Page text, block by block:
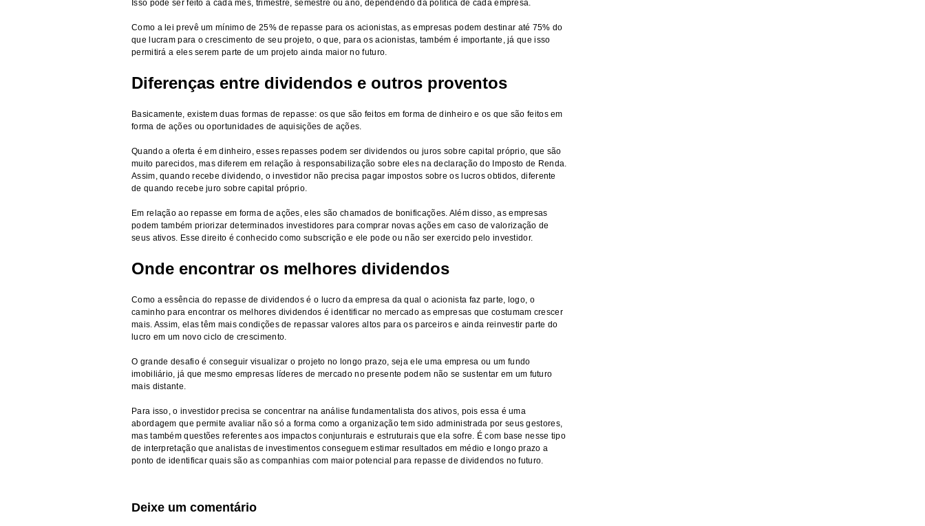
Isso pode ser feito a cada mês, trimestre, semestre ou ano, dependendo da política de cada empresa.
Como a lei prevê um mínimo de 25% de repasse para os acionistas, as empresas podem destinar até 75% do
que lucram para o crescimento de seu projeto, o que, para os acionistas, também é importante, já que isso
permitirá a eles serem parte de um projeto ainda maior no futuro.
Diferenças entre dividendos e outros proventos
Basicamente, existem duas formas de repasse: os que são feitos em forma de dinheiro e os que são feitos em
forma de ações ou oportunidades de aquisições de ações.
Quando a oferta é em dinheiro, esses repasses podem ser dividendos ou juros sobre capital próprio, que são
muito parecidos, mas diferem em relação à responsabilização sobre eles na declaração do Imposto de Renda.
Assim, quando recebe dividendo, o investidor não precisa pagar impostos sobre os lucros obtidos, diferente
de quando recebe juro sobre capital próprio.
Em relação ao repasse em forma de ações, eles são chamados de bonificações. Além disso, as empresas
podem também priorizar determinados investidores para comprar novas ações em caso de valorização de
seus ativos. Esse direito é conhecido como subscrição e ele pode ou não ser exercido pelo investidor.
Onde encontrar os melhores dividendos
Como a essência do repasse de dividendos é o lucro da empresa da qual o acionista faz parte, logo, o
caminho para encontrar os melhores dividendos é identificar no mercado as empresas que costumam crescer
mais. Assim, elas têm mais condições de repassar valores altos para os parceiros e ainda reinvestir parte do
lucro em um novo ciclo de crescimento.
O grande desafio é conseguir visualizar o projeto no longo prazo, seja ele uma empresa ou um fundo
imobiliário, já que mesmo empresas líderes de mercado no presente podem não se sustentar em um futuro
mais distante.
Para isso, o investidorprecisa se concentrar na análise fundamentalista dos ativos, pois essa é uma
abordagem que permite avaliar não só a forma como a organização tem sido administrada por seus gestores,
mas também questões referentes aos impactos conjunturais e estruturais que ela sofre. É com base nesse tipo
de interpretação que analistas de investimentos conseguem estimar resultados em médio e longo prazo a
ponto de identificar quais são as companhias com maior potencial para repasse de dividendos no futuro.
Deixe um comentário